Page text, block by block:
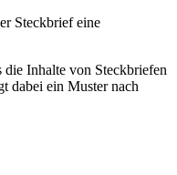
Steckbrief eine
die Inhalte von Steckbriefen
dabei ein Muster nach